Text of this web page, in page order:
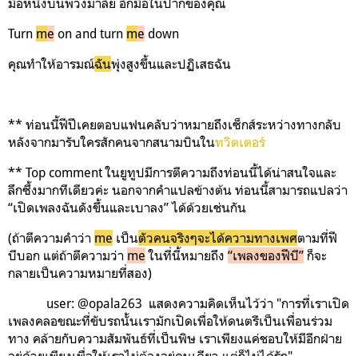
มือหนึ่งบนพวงมาลัย อีกมือในปากของคุณ
Turn me on and turn me down
คุณทำให้อารมณ์ฉันพุ่งสูงขึ้นและปฏิเสธฉัน
** ท่อนนี้ฟีปีเคยตอบแฟนคลับว่าหมายถึงเซ็กส์ระหว่างทางกลับ
หลังจากมารับใครสักคนจากสนามบินในทวิตเตอร์
** Top comment ในยูทูปมีการตีความถึงท่อนนี้ได้น่าสนใจและ
ลึกซึ้งมากทีเดียวค่ะ นอกจากคำแปลข้างต้น ท่อนนี้สามารถแปลว่า
“เปิดเพลงฉันดังขึ้นและเบาลง” ได้ด้วยเช่นกัน
(ถ้าตีความคำว่า me เป็นตัวคนจริงๆจะได้ความทางเพศตามที่ฟี
บีบอก แต่ถ้าตีความว่า me ในที่นี้หมายถึง “เพลงของฟีบี” ก็จะ
กลายเป็นความหมายที่สอง)
user: @opala263 แสดงความคิดเห็นไว้ว่า "การที่เราเปิด
เพลงคลอขณะที่ขับรถนั้นเรามักเปิดเพื่อให้ดนตรีเป็นเพื่อนร่วม
ทาง คล้ายกับความสัมพันธ์ที่เป็นพิษ เราเพียงแค่ชอบให้มีอีกฝ่าย